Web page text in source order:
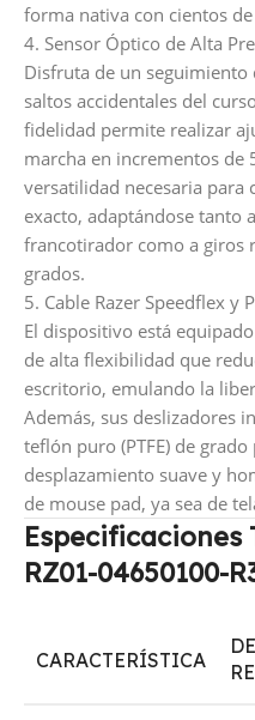
forma nativa con cientos
4. Sensor Óptico de Alta
Disfruta de un
saltos accidentales del
fidelidad permite realizar
marcha en incrementos de
versatilidad necesaria
exacto, adaptándose
francotirador como a giros
grados.
5. Cable Razer Speedflex y
El dispositivo está
de alta flexibilidad que
escritorio, emulando la
Además, sus deslizadores
teflón puro (PTFE) de
desplazamiento suave y
de mouse pad, ya sea de
Especificaciones
RZ01-04650100-
CARACTERÍSTICA